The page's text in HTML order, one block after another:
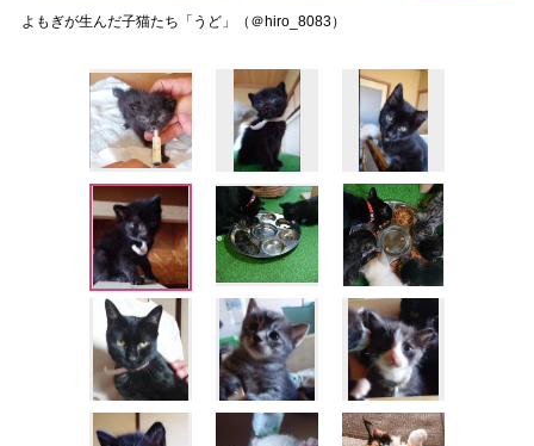
よもぎが生んだ子猫たち「うど」（＠hiro_8083）